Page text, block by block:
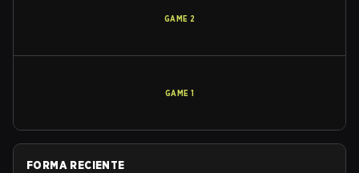
GAME 2
GAME 1
FORMA RECIENTE